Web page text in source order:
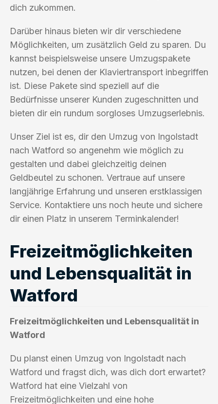
dich zukommen.
Darüber hinaus bieten wir dir verschiedene
Möglichkeiten, um zusätzlich Geld zu sparen. Du
kannst beispielsweise unsere Umzugspakete
nutzen, bei denen der Klaviertransport inbegriffen
ist. Diese Pakete sind speziell auf die
Bedürfnisse unserer Kunden zugeschnitten und
bieten dir ein rundum sorgloses Umzugserlebnis.
Unser Ziel ist es, dir den Umzug von Ingolstadt
nach Watford so angenehm wie möglich zu
gestalten und dabei gleichzeitig deinen
Geldbeutel zu schonen. Vertraue auf unsere
langjährige Erfahrung und unseren erstklassigen
Service. Kontaktiere uns noch heute und sichere
dir einen Platz in unserem Terminkalender!
Freizeitmöglichkeiten
und Lebensqualität in
Watford
Freizeitmöglichkeiten und Lebensqualität in
Watford
Du planst einen Umzug von Ingolstadt nach
Watford und fragst dich, was dich dort erwartet?
Watford hat eine Vielzahl von
Freizeitmöglichkeiten und eine hohe